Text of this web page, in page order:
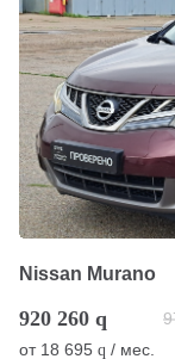
Nissan Murano
920 260 q
от 18 695 q / мес.